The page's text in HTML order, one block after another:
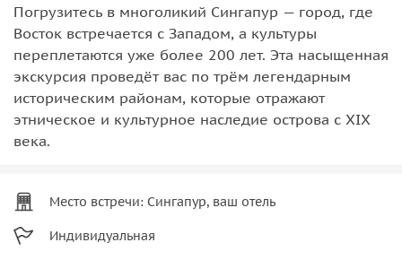
Погрузитесь в многоликий Сингапур — город, где
Восток встречается с Западом, а культуры
переплетаются уже более 200 лет. Эта насыщенная
экскурсия проведёт вас по трём легендарным
историческим районам, которые отражают
этническое и культурное наследие острова с XIX
века.
Место встречи: Сингапур, ваш отель
Индивидуальная